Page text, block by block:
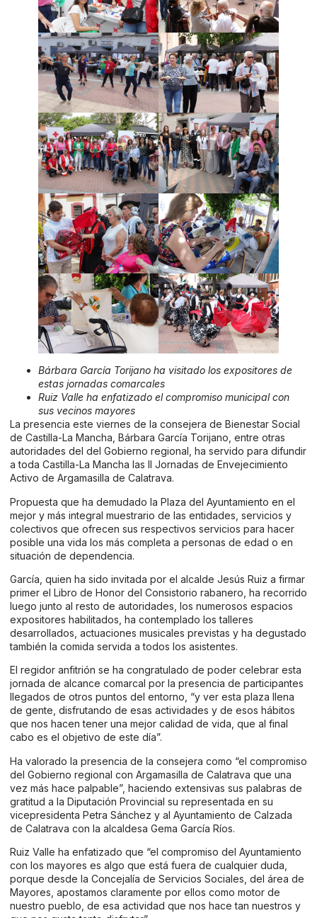
Bárbara García Torijano ha visitado los expositores de
estas jornadas comarcales
Ruiz Valle ha enfatizado el compromiso municipal con
sus vecinos mayores
La presencia este viernes de la consejera de Bienestar Social
de Castilla-La Mancha, Bárbara García Torijano, entre otras
autoridades del del Gobierno regional, ha servido para difundir
a toda Castilla-La Mancha las II Jornadas de Envejecimiento
Activo de Argamasilla de Calatrava.
Propuesta que ha demudado la Plaza del Ayuntamiento en el
mejor y más integral muestrario de las entidades, servicios y
colectivos que ofrecen sus respectivos servicios para hacer
posible una vida los más completa a personas de edad o en
situación de dependencia.
García, quien ha sido invitada por el alcalde Jesús Ruiz a firmar
primer el Libro de Honor del Consistorio rabanero, ha recorrido
luego junto al resto de autoridades, los numerosos espacios
expositores habilitados, ha contemplado los talleres
desarrollados, actuaciones musicales previstas y ha degustado
también la comida servida a todos los asistentes.
El regidor anfitrión se ha congratulado de poder celebrar esta
jornada de alcance comarcal por la presencia de participantes
llegados de otros puntos del entorno, “y ver esta plaza llena
de gente, disfrutando de esas actividades y de esos hábitos
que nos hacen tener una mejor calidad de vida, que al final
cabo es el objetivo de este día”.
Ha valorado la presencia de la consejera como “el compromiso
del Gobierno regional con Argamasilla de Calatrava que una
vez más hace palpable”, haciendo extensivas sus palabras de
gratitud a la Diputación Provincial su representada en su
vicepresidenta Petra Sánchez y al Ayuntamiento de Calzada
de Calatrava con la alcaldesa Gema García Ríos.
Ruiz Valle ha enfatizado que “el compromiso del Ayuntamiento
con los mayores es algo que está fuera de cualquier duda,
porque desde la Concejalía de Servicios Sociales, del área de
Mayores, apostamos claramente por ellos como motor de
nuestro pueblo, de esa actividad que nos hace tan nuestros y